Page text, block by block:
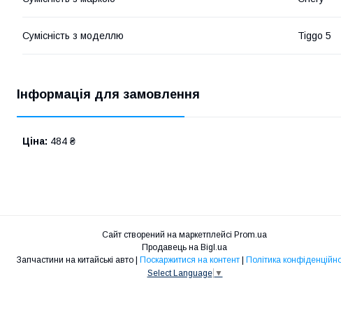
Сумісність з моделлю Tiggo 5
Інформація для замовлення
Ціна: 484 ₴
Сайт створений на маркетплейсі Prom.ua
Продавець на Bigl.ua
Запчастини на китайські авто | Поскаржитися на контент | Політика
Select Language ▼